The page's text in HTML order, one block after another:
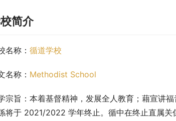
简介
名称： 循道学校
名称： Methodist School
宗旨：本着基督精神，发展全人教育；藉宣讲
将于 2021/2022 学年终止。循中在终止直属